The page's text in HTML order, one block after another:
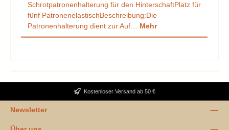
Schrotpatronenhalterung für den HinterschaftPlatz für
fünf PatronenelastischBeschreibung:Die
Patronenhalterung dient zur Auf… Mehr
Kostenloser Versand ab 50 €
Newsletter